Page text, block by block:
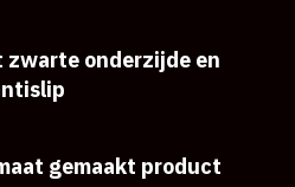
zwarte onderzijde en
gemaakt product